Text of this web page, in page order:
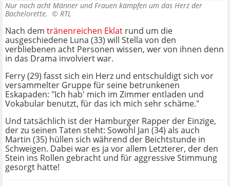
Nur noch acht Männer und Frauen kämpfen um das Herz der
Bachelorette. © RTL
Nach dem tränenreichen Eklat rund um die
ausgeschiedene Luna (33) will Stella von den
verbliebenen acht Personen wissen, wer von ihnen denn
in das Drama involviert war.
Ferry (29) fasst sich ein Herz und entschuldigt sich vor
versammelter Gruppe für seine betrunkenen
Eskapaden: "Ich hab' mich im Zimmer entladen und
Vokabular benutzt, für das ich mich sehr schäme."
Und tatsächlich ist der Hamburger Rapper der Einzige,
der zu seinen Taten steht: Sowohl Jan (34) als auch
Martin (35) hüllen sich während der Beichtstunde in
Schweigen. Dabei war es ja vor allem Letzterer, der den
Stein ins Rollen gebracht und für aggressive Stimmung
gesorgt hatte!